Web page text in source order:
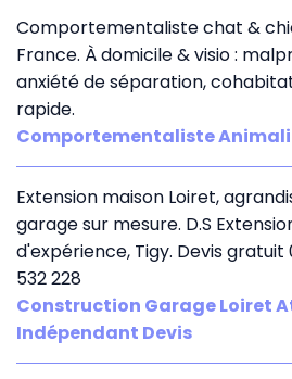
Comportementaliste chat &
France. À domicile & visio :
anxiété de séparation,
rapide.
Comportementaliste
Extension maison Loiret,
garage sur mesure. D.S
d'expérience, Tigy. Devis gratuit
532 228
Construction Garage Loiret
Indépendant Devis